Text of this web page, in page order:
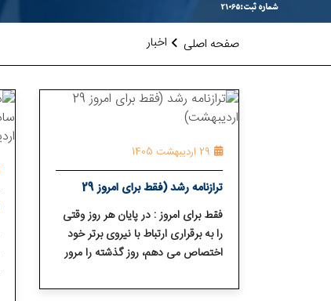
صفحه اصلی اخبار
29 اردیبهشت 1405
ترازنامه رشد (فقط برای امروز 29
اردیبهشت)
فقط برای امروز : در پایان هر روز وقتی
را به برقراری ارتباط با نیروی برتر خود
اختصاص می ⁯دهم، روز گذشته را مرور
نیروی برتر برای زندگی من فاصله